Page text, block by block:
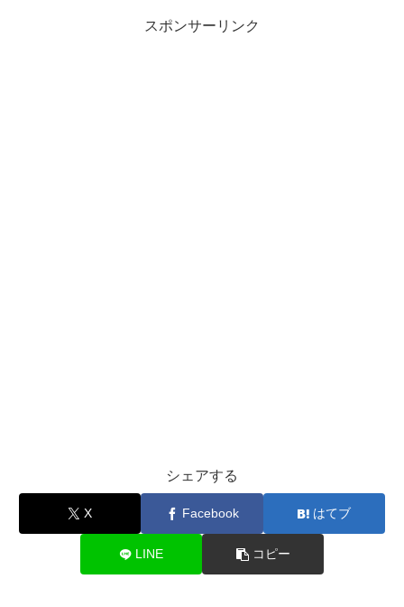
スポンサーリンク
シェアする
X Facebook はてブ
LINE コピー